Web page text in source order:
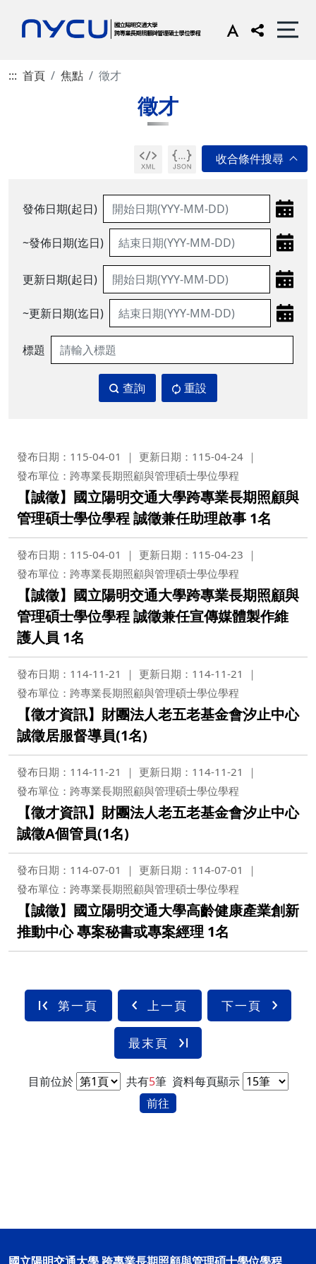
::: 首頁 焦點 徵才
徵才
發佈日期(起日)
~發佈日期(迄日)
更新日期(起日)
~更新日期(迄日)
標題
查詢 重設
發布日期：115-04-01
更新日期：115-04-24
發布單位：跨專業長期照顧與管理碩士學位學程
【誠徵】國立陽明交通大學跨專業長期照顧與
管理碩士學位學程 誠徵兼任助理啟事 1名
發布日期：115-04-01
更新日期：115-04-23
發布單位：跨專業長期照顧與管理碩士學位學程
【誠徵】國立陽明交通大學跨專業長期照顧與
管理碩士學位學程 誠徵兼任宣傳媒體製作維
護人員 1名
發布日期：114-11-21
更新日期：114-11-21
發布單位：跨專業長期照顧與管理碩士學位學程
【徵才資訊】財團法人老五老基金會汐止中心
誠徵居服督導員(1名)
發布日期：114-11-21
更新日期：114-11-21
發布單位：跨專業長期照顧與管理碩士學位學程
【徵才資訊】財團法人老五老基金會汐止中心
誠徵A個管員(1名)
發布日期：114-07-01
更新日期：114-07-01
發布單位：跨專業長期照顧與管理碩士學位學程
【誠徵】國立陽明交通大學高齡健康產業創新
推動中心 專案秘書或專案經理 1名
第一頁 上一頁 下一頁
最末頁
目前位於 共有5筆 資料每頁顯示
前往
國立陽明交通大學 跨專業長期照顧與管理碩士學位學程